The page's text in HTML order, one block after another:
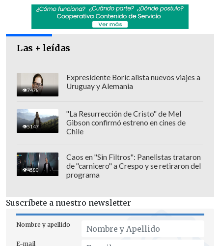
Mientras que
comenzará el miércoles 15 de julio, a las
10:30 horas, o al agotarse el stock de
Los precios de las entradas están entre
Las + leídas
7478
Expresidente Boric alista nuevos viajes a
Uruguay y Alemania
5147
"La Resurrección de Cristo" de Mel
Gibson confirmó estreno en cines de
Chile
4580
Caos en "Sin Filtros": Panelistas trataron
de "carnicero" a Crespo y se retiraron del
programa
Suscríbete a nuestro newsletter
Nombre y apellido
E-mail